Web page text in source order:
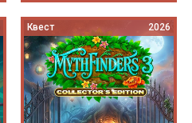
Квест 2026